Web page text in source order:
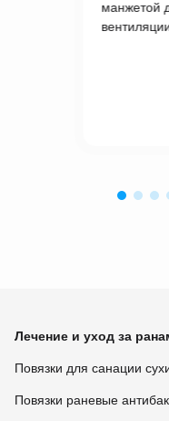
манжетой
Лечение и уход за
Повязки для санации
Повязки раневые